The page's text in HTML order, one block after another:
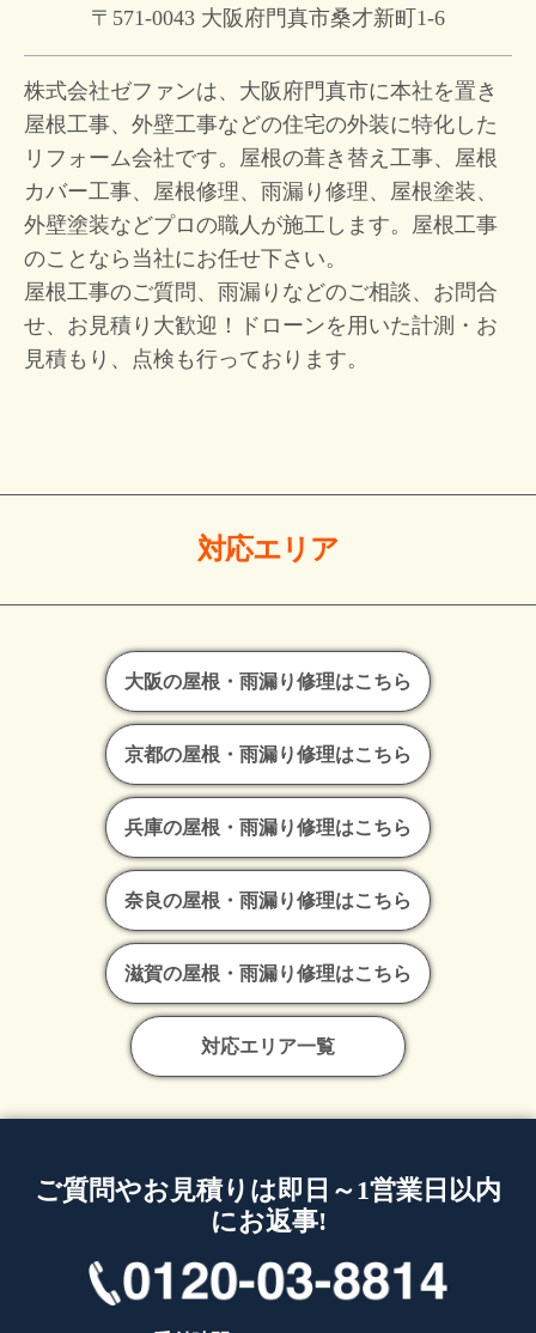
〒571-0043 大阪府門真市桑才新町1-6
株式会社ゼファンは、大阪府門真市に本社を置き
屋根工事、外壁工事などの住宅の外装に特化した
リフォーム会社です。屋根の葺き替え工事、屋根
カバー工事、屋根修理、雨漏り修理、屋根塗装、
外壁塗装などプロの職人が施工します。屋根工事
のことなら当社にお任せ下さい。
屋根工事のご質問、雨漏りなどのご相談、お問合
せ、お見積り大歓迎！
ドローンを用いた計測・お
見積もり、点検も行っております。
対応エリア
大阪の屋根・雨漏り修理はこちら
京都の屋根・雨漏り修理はこちら
兵庫の屋根・雨漏り修理はこちら
奈良の屋根・雨漏り修理はこちら
滋賀の屋根・雨漏り修理はこちら
対応エリア一覧
ご質問やお見積りは即日～1営業日以内
にお返事!